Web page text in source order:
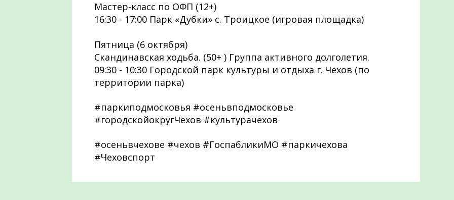
Мастер-класс по ОФП (12+)
16:30 - 17:00 Парк «Дубки» с. Троицкое (игровая площадка)
Пятница (6 октября)
Скандинавская ходьба. (50+ ) Группа активного долголетия.
09:30 - 10:30 Городской парк культуры и отдыха г. Чехов (по
территории парка)
#паркиподмосковья #осеньвподмосковье
#городскойокругЧехов #культурачехов
#осеньвчехове #чехов #ГоспабликиМО #паркичехова
#Чеховспорт